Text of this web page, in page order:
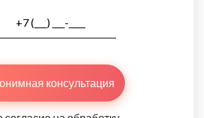
консультация